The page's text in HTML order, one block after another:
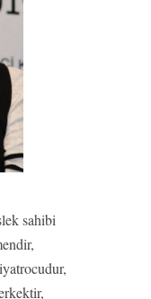
sahibi